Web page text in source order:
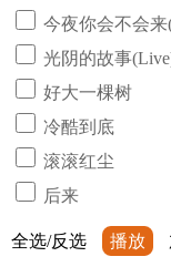
今夜你会不会
光阴的故事
好大一棵树
冷酷到底
滚滚红尘
后来
全选/反选 播放